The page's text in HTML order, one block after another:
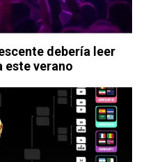
debería leer
este verano